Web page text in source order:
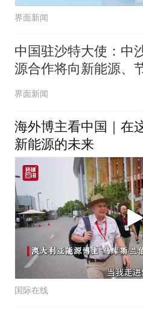
界面新闻
中国驻沙特大使：中
源合作将向新能源、
环保以及能源数字化等
界面新闻
海外博主看中国｜在
新能源的未来
国际在线